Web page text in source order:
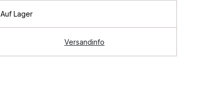
Auf Lager
Versandinfo